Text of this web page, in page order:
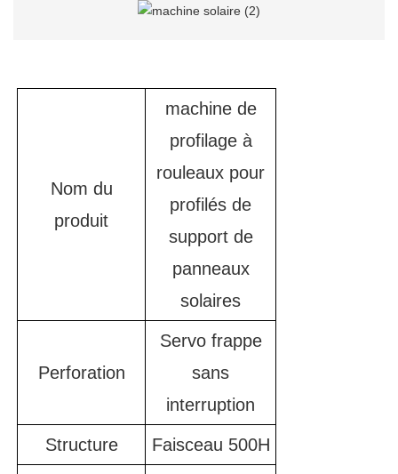
Nom du
produit
machine de
profilage à
rouleaux pour
profilés de
support de
panneaux
solaires
Perforation
Servo frappe
sans
interruption
Structure Faisceau 500H